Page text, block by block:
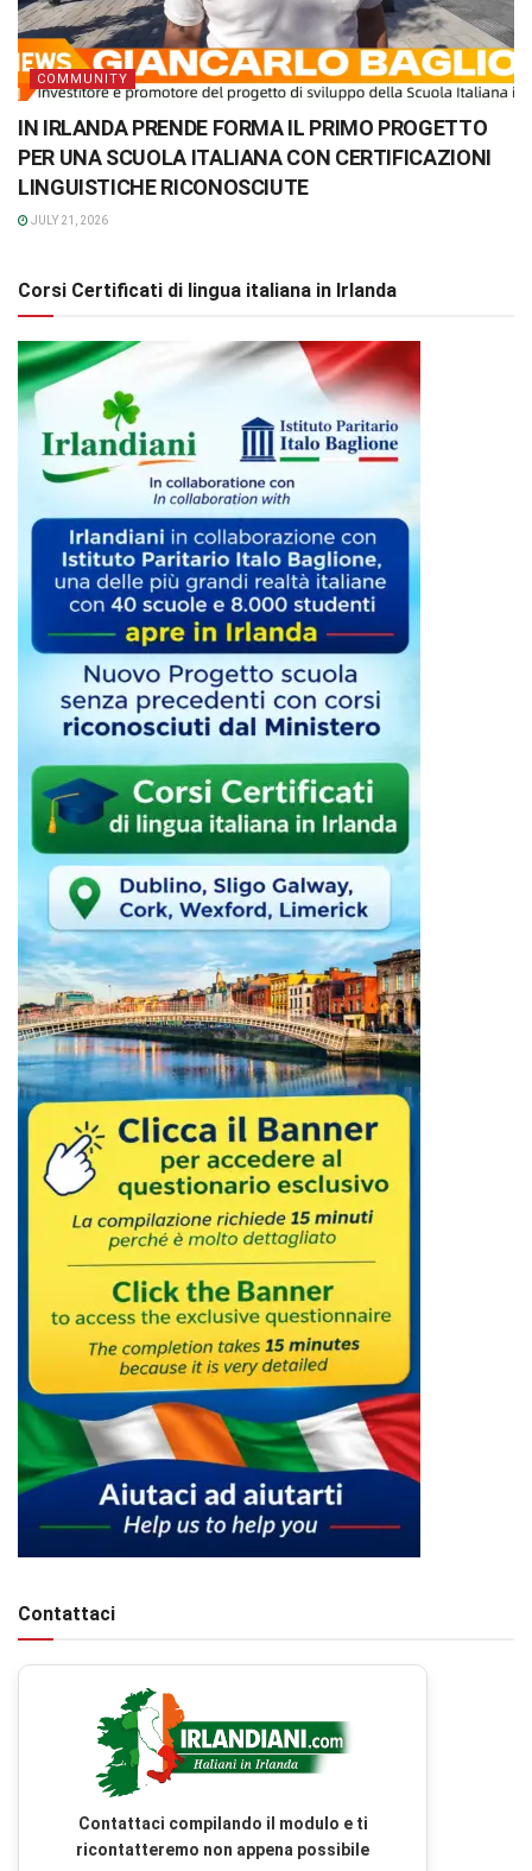
COMMUNITY
IN IRLANDA PRENDE FORMA IL PRIMO PROGETTO
PER UNA SCUOLA ITALIANA CON CERTIFICAZIONI
LINGUISTICHE RICONOSCIUTE
JULY 21, 2026
Corsi Certificati di lingua italiana in Irlanda
Contattaci
Contattaci compilando il modulo e ti
ricontatteremo non appena possibile